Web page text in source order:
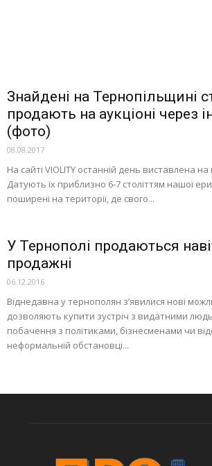
Знайдені на Тернопільщині
продають на аукціоні через
(фото)
08.08.2017
На сайті VIOLITY останній день виставлена
Датують їх приблизно 6-7 століттям нашої
поширені на території, де свого...
У Тернополі продаються
продажні
06.12.2016
Віднедавна у тернополян з’явилися нові
дозволяють купити зустріч з видатними
побачення з політиками, бізнесменами чи
неформальній обстановці...